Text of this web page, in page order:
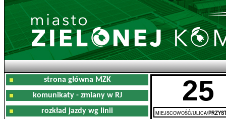
strona główna MZK
komunikaty - zmiany w RJ
rozkład jazdy wg linii
25
MIEJSCOWOŚĆ/ULICA/